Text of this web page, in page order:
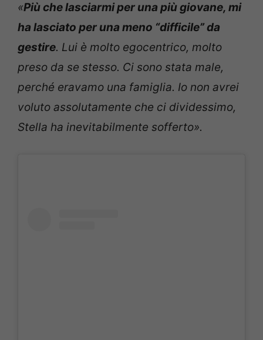
«Più che lasciarmi per una più giovane, mi
ha lasciato per una meno “difficile” da
gestire. Lui è molto egocentrico, molto
preso da se stesso. Ci sono stata male,
perché eravamo una famiglia. Io non avrei
voluto assolutamente che ci dividessimo,
Stella ha inevitabilmente sofferto».